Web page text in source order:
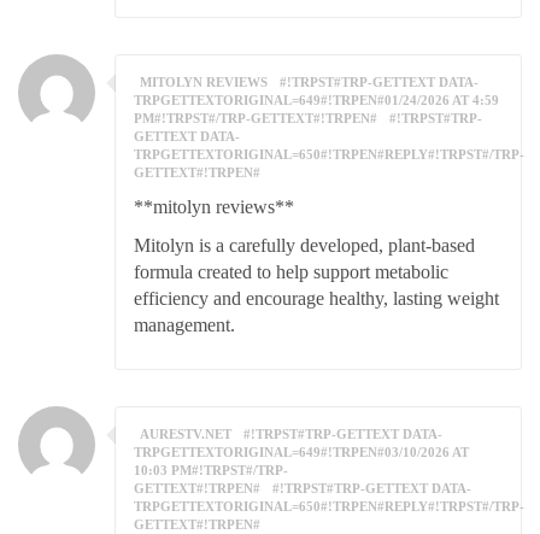
MITOLYN REVIEWS
#!TRPST#TRP-GETTEXT DATA-
TRPGETTEXTORIGINAL=649#!TRPEN#01/24/2026 AT 4:59
PM#!TRPST#/TRP-GETTEXT#!TRPEN#
#!TRPST#TRP-
GETTEXT DATA-
TRPGETTEXTORIGINAL=650#!TRPEN#REPLY#!TRPST#/TRP-
GETTEXT#!TRPEN#
**mitolyn reviews**
Mitolyn is a carefully developed, plant-based
formula created to help support metabolic
efficiency and encourage healthy, lasting weight
management.
AURESTV.NET
#!TRPST#TRP-GETTEXT DATA-
TRPGETTEXTORIGINAL=649#!TRPEN#03/10/2026 AT
10:03 PM#!TRPST#/TRP-
GETTEXT#!TRPEN#
#!TRPST#TRP-GETTEXT DATA-
TRPGETTEXTORIGINAL=650#!TRPEN#REPLY#!TRPST#/TRP-
GETTEXT#!TRPEN#